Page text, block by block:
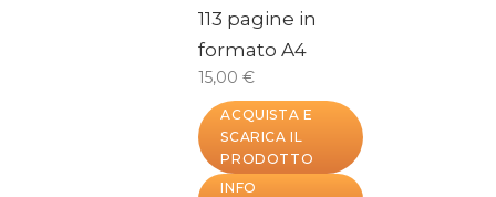
113 pagine in
formato A4
15,00 €
ACQUISTA E
SCARICA IL
PRODOTTO
INFO